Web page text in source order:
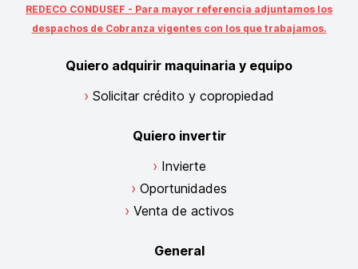
REDECO CONDUSEF - Para mayor referencia adjuntamos los
despachos de Cobranza vigentes con los que trabajamos.
Quiero adquirir maquinaria y equipo
Solicitar crédito y copropiedad
Quiero invertir
Invierte
Oportunidades
Venta de activos
General